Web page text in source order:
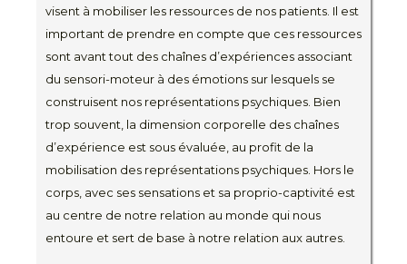
visent à mobiliser les ressources de nos patients. Il est
important de prendre en compte que ces ressources
sont avant tout des chaînes d’expériences associant
du sensori-moteur à des émotions sur lesquels se
construisent nos représentations psychiques. Bien
trop souvent, la dimension corporelle des chaînes
d’expérience est sous évaluée, au profit de la
mobilisation des représentations psychiques. Hors le
corps, avec ses sensations et sa proprio-captivité est
au centre de notre relation au monde qui nous
entoure et sert de base à notre relation aux autres.